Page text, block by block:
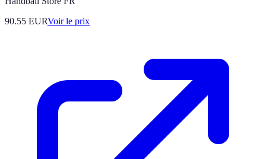
90.55 EURVoir le prix